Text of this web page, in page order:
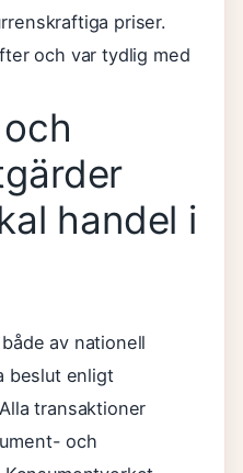
priser.
och var tydlig med
handel i
av nationell
beslut enligt
transaktioner
och